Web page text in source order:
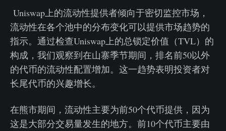
Uniswap上的流动性提供者倾向于密切监控市场，
流动性在各个池中的分布变化可以提供市场趋势的
指示。通过检查Uniswap上的总锁定价值（TVL）的
构成，我们观察到在山寨季节期间，排名前50以外
的代币的流动性配置增加。这一趋势表明投资者对
长尾代币的兴趣增长。
在熊市期间，流动性主要为前50个代币提供，因为
这是大部分交易量发生的地方。前10个代币主要由